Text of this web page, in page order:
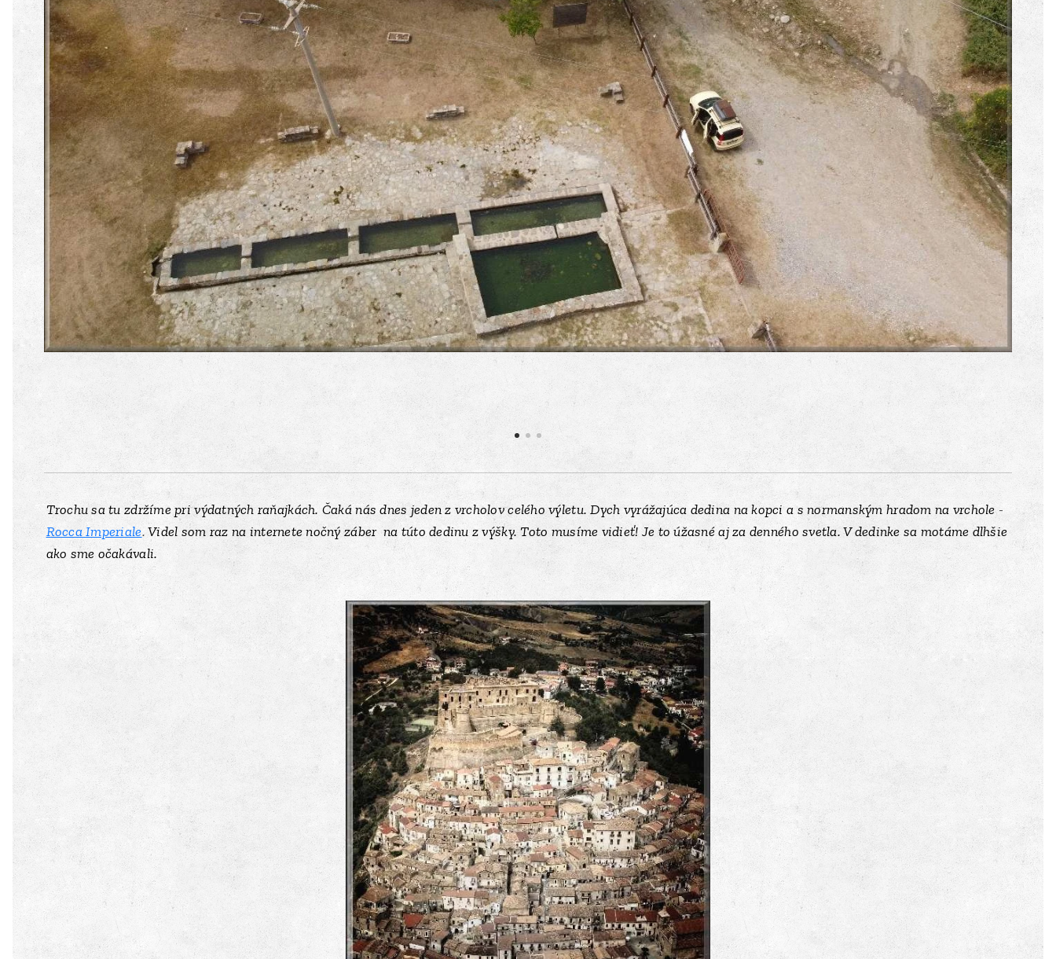
Trochu sa tu zdržíme pri výdatných raňajkách. Čaká nás dnes jeden z vrcholov celého výletu. Dych vyrážajúca dedina na kopci a s normanským hradom na vrchole-
Rocca Imperiale.Videl som raz na internete nočný záber na túto dedinu z výšky. Toto musíme vidieť! Je to úžasné aj za denného svetla. V dedinke sa motáme dlhšie
ako sme očakávali.